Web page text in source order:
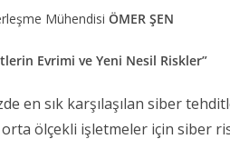
Mühendisi ÖMER ŞEN
Evrimi ve Yeni Nesil Riskler”
en sık karşılaşılan siber
orta ölçekli işletmeler için siber